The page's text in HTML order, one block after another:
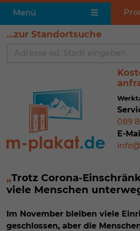
Menü
...zur Standortsuche
089
E-
Trotz Corona-
viele Menschen
Im November bleiben viele
geschlossen, aber die